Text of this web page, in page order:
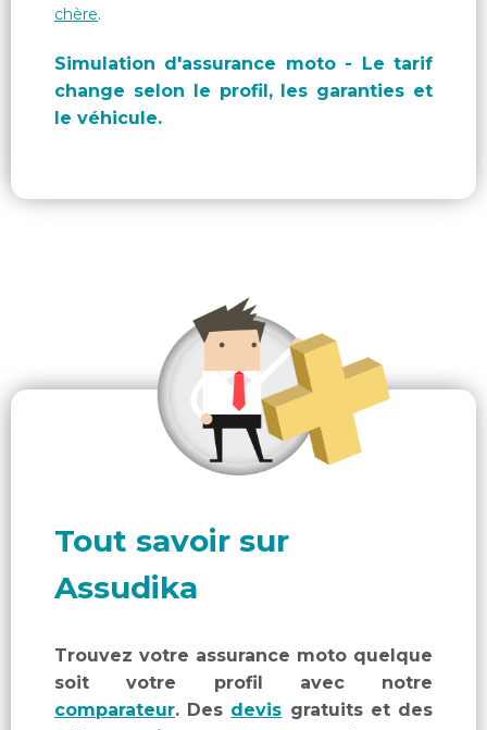
chère.
Simulation d'assurance moto - Le tarif
change selon le profil, les garanties et
le véhicule.
Tout savoir sur
Assudika
Trouvez votre assurance moto quelque
soit votre profil avec notre
comparateur. Des devis gratuits et des